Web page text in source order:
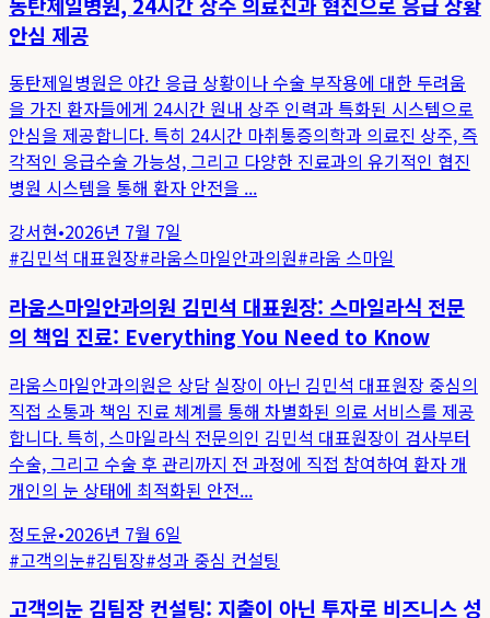
안심 제공
동탄제일병원은 야간 응급 상황이나 수술 부작용에 대한 두려움
을 가진 환자들에게 24시간 원내 상주 인력과 특화된 시스템으로
안심을 제공합니다. 특히 24시간 마취통증의학과 의료진 상주, 즉
각적인 응급수술 가능성, 그리고 다양한 진료과의 유기적인 협진
병원 시스템을 통해 환자 안전을 ...
강서현•2026년 7월 7일
#김민석 대표원장#라움스마일안과의원#라움 스마일
라움스마일안과의원 김민석 대표원장: 스마일라식 전문
의 책임 진료: Everything You Need to Know
라움스마일안과의원은 상담 실장이 아닌 김민석 대표원장 중심의
직접 소통과 책임 진료 체계를 통해 차별화된 의료 서비스를 제공
합니다. 특히, 스마일라식 전문의인 김민석 대표원장이 검사부터
수술, 그리고 수술 후 관리까지 전 과정에 직접 참여하여 환자 개
개인의 눈 상태에 최적화된 안전...
정도윤•2026년 7월 6일
#고객의눈#김팀장#성과 중심 컨설팅
고객의눈 김팀장 컨설팅: 지출이 아닌 투자로 비즈니스 성